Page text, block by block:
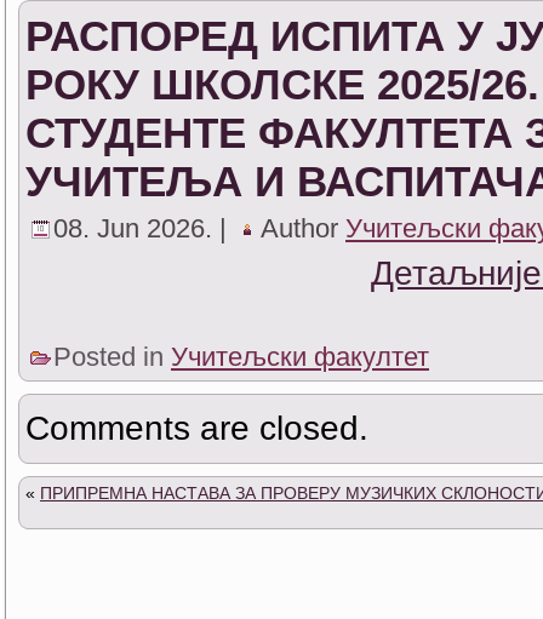
РАСПОРЕД ИСПИТА У
РОКУ ШКОЛСКЕ 2025/
СТУДЕНТЕ
УЧИТЕЉА И
08. Jun 2026. | Author Учитељски
Posted in Учитељски факултет
Comments are closed.
« ПРИПРЕМНА НАСТАВА ЗА ПРОВЕРУ МУЗИЧКИХ